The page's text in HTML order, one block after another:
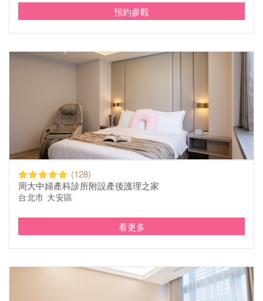
預約參觀
(128)
周大中婦產科診所附設產後護理之家
台北市 大安區
看更多